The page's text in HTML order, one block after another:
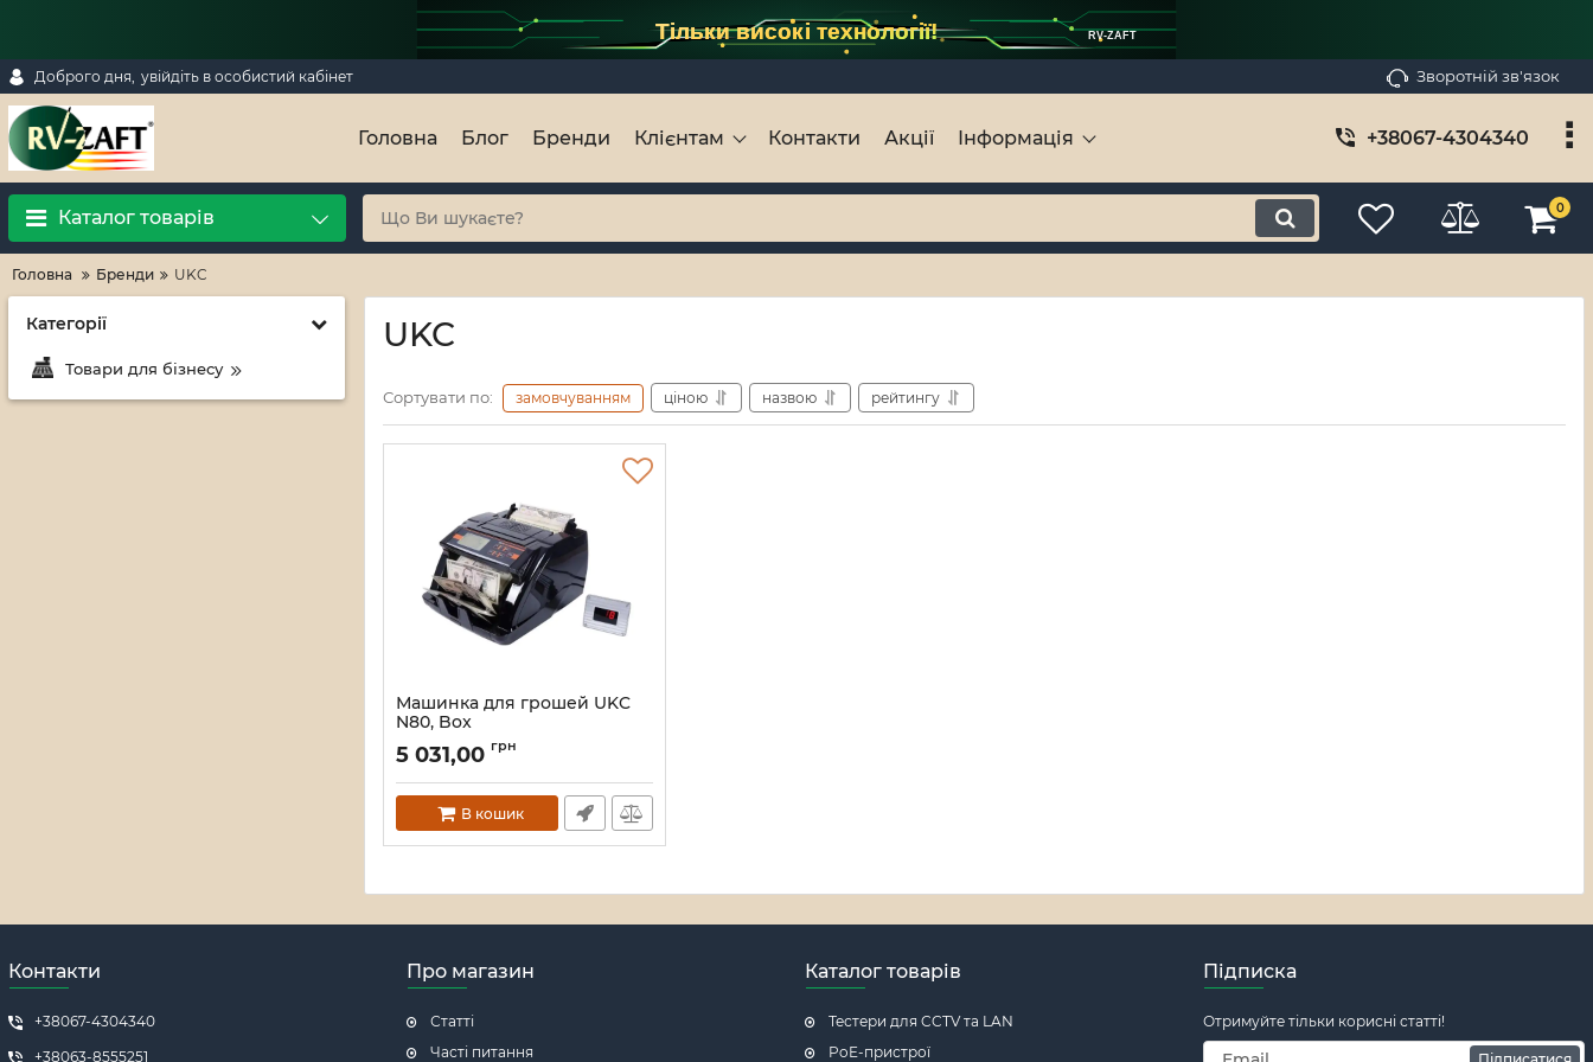
Тільки високі технології! RV-ZAFT
Доброго дня, увійдіть в особистий кабінет Зворотній зв'язок
Головна Блог Бренди Клієнтам Контакти Акції Інформація +38067-4304340
Каталог товарів 0
Головна Бренди UKC
Категорії
Товари для бізнесу
UKC
Сортувати по: замовчуванням ціною назвою рейтингу
Машинка для грошей UKC
N80, Box
Артикул:36387
5 031,00 грн
В кошик
Контакти
+38067-4304340
+38063-8555251
Про магазин
Статті
Часті питання
Каталог товарів
Тестери для CCTV та LAN
PoE-пристрої
Підписка
Отримуйте тільки корисні статті!